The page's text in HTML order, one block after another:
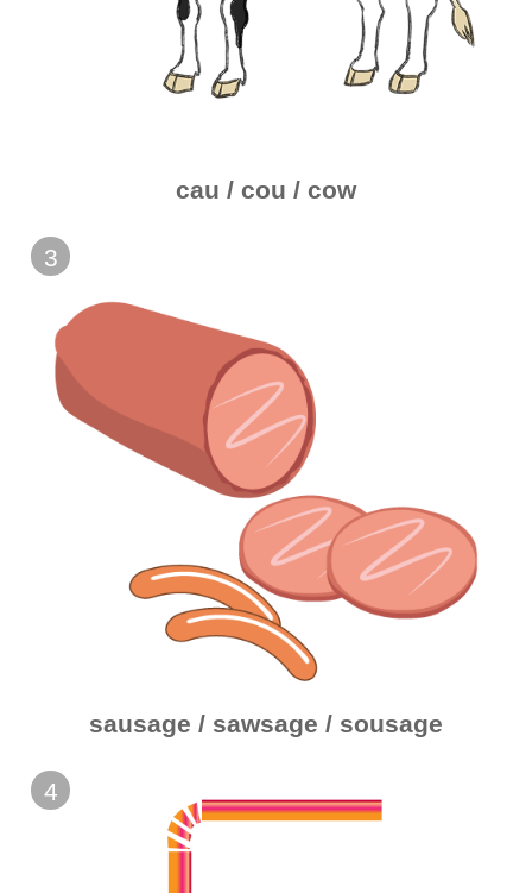
cau / cou / cow
3
sausage / sawsage / sousage
4